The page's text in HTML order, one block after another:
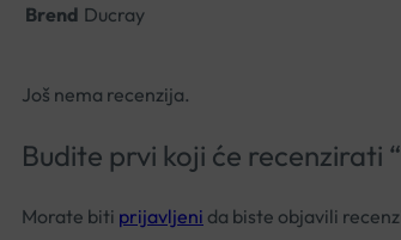
Brend Ducray
Još nema recenzija.
Budite prvi koji će recenzirati
Morate biti prijavljeni da biste objavili